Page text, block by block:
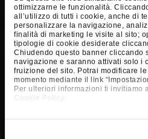
ottimizzarne le funzionalità.
all’utilizzo di tutti i cookie, anche di
personalizzare la navigazione,
finalità di marketing le visite al sito;
tipologie di cookie desiderate
Chiudendo questo banner cliccando
navigazione e saranno attivati solo i
fruizione del sito. Potrai modificare
momento mediante il link
Per ulteriori informazioni ti invitiamo
O.e.m
Private
Navale
Contract
Design